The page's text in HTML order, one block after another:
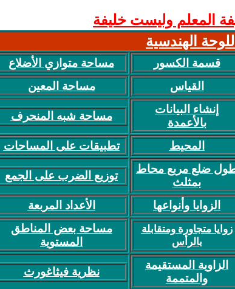
المعلم وليست خليفة
اللوحة الهندسية
قسمة الكسور
مساحة متوازي الأضلاع
القياس مساحة المعين
إنشاء البيانات
بالأعمدة
مساحة شبه المنحرف
المحيط تطبيقات على المساحات
ضلع مربع محاط
بمثلث
توزيع الضرب على الجمع
الزوايا وأنواعها الأعداد المربعة
زوايا متجاورة ومتقابلة
بالرأس
مساحة بعض المناطق
المستوية
الزاوية المستقيمة
والمتممة
نظرية فيثاغورث